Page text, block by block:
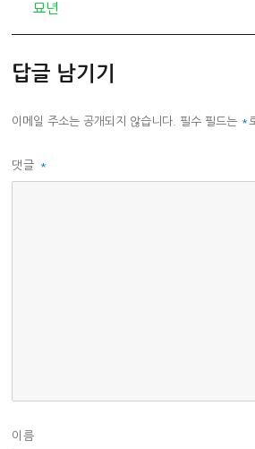
묘년
답글 남기기
이메일 주소는 공개되지 않습니다. 필수 필드는 *
댓글 *
이름